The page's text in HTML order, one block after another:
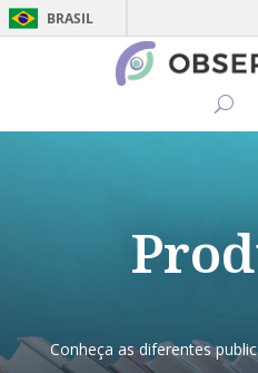
BRASIL
Conheça as diferentes